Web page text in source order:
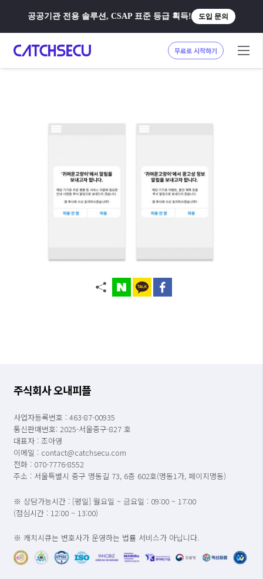
공공기관 전용 솔루션, CSAP 표준 등급 획득! 도입 문의
무료로 시작하기
주식회사 오내피플
사업자등록번호 : 463-87-00935
통신판매번호: 2025-서울중구-827 호
대표자 : 조아영
이메일 : contact@catchsecu.com
전화 : 070-7776-8552
주소 : 서울특별시 중구 명동길 73, 6층 602호(명동1가, 페이지명동)
※ 상담가능시간 : [평일] 월요일 ~ 금요일 : 09:00 ~ 17:00
(점심시간 : 12:00 ~ 13:00)
※ 캐치시큐는 변호사가 운영하는 법률 서비스가 아닙니다.